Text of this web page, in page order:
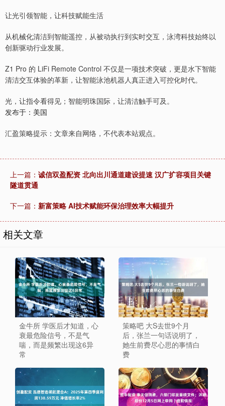
让光引领智能，让科技赋能生活
从机械化清洁到智能遥控，从被动执行到实时交互，泳湾科技始终以
创新驱动行业发展。
Z1 Pro 的 LiFi Remote Control 不仅是一项技术突破，更是水下智能
清洁交互体验的革新，让智能泳池机器人真正进入可控化时代。
光，让指令看得见；智能明珠国际，让清洁触手可及。
发布于：美国
汇盈策略提示：文章来自网络，不代表本站观点。
上一篇： 诚信双盈配资 北向出川通道建设提速 汉广扩容项目关键
隧道贯通
下一篇： 新富策略 AI技术赋能环保治理效率大幅提升
相关文章
金牛所 学医后才知道，心
衰最危险信号，不是气
喘，而是频繁出现这6异
常
策略吧 大S去世9个月
后，张兰一句话说明了，
她生前费尽心思的事情白
费